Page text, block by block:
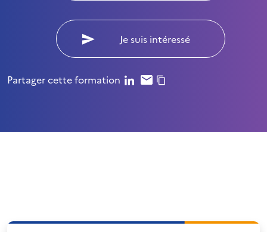
Je suis intéressé
Partager cette formation